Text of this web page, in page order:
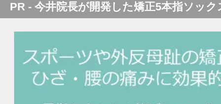
PR - 今井院長が開発した矯正5本指ソック